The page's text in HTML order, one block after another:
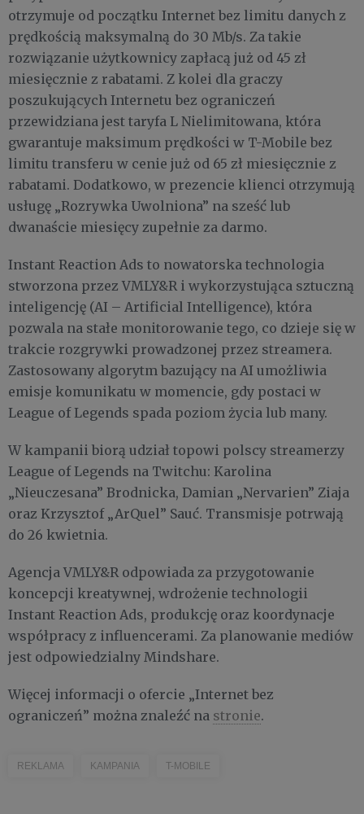
otrzymuje od początku Internet bez limitu danych z
prędkością maksymalną do 30 Mb/s. Za takie
rozwiązanie użytkownicy zapłacą już od 45 zł
miesięcznie z rabatami. Z kolei dla graczy
poszukujących Internetu bez ograniczeń
przewidziana jest taryfa L Nielimitowana, która
gwarantuje maksimum prędkości w T-Mobile bez
limitu transferu w cenie już od 65 zł miesięcznie z
rabatami. Dodatkowo, w prezencie klienci otrzymują
usługę „Rozrywka Uwolniona” na sześć lub
dwanaście miesięcy zupełnie za darmo.
Instant Reaction Ads to nowatorska technologia
stworzona przez VMLY&R i wykorzystująca sztuczną
inteligencję (AI – Artificial Intelligence), która
pozwala na stałe monitorowanie tego, co dzieje się w
trakcie rozgrywki prowadzonej przez streamera.
Zastosowany algorytm bazujący na AI umożliwia
emisje komunikatu w momencie, gdy postaci w
League of Legends spada poziom życia lub many.
W kampanii biorą udział topowi polscy streamerzy
League of Legends na Twitchu: Karolina
„Nieuczesana” Brodnicka, Damian „Nervarien” Ziaja
oraz Krzysztof „ArQuel” Sauć. Transmisje potrwają
do 26 kwietnia.
Agencja VMLY&R odpowiada za przygotowanie
koncepcji kreatywnej, wdrożenie technologii
Instant Reaction Ads, produkcję oraz koordynacje
współpracy z influencerami. Za planowanie mediów
jest odpowiedzialny Mindshare.
Więcej informacji o ofercie „Internet bez
ograniczeń” można znaleźć na stronie.
REKLAMA KAMPANIA T-MOBILE